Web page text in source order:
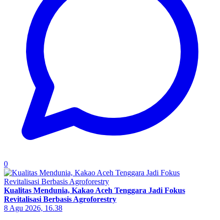
0
Kualitas Mendunia, Kakao Aceh Tenggara Jadi Fokus
Revitalisasi Berbasis Agroforestry
8 Agu 2026, 16.38